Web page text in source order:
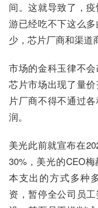
间。这就导致了，
游已经吃不下这么
少，芯片厂商和渠道
市场的金科玉律不
芯片市场出现了量
片厂商不得不通过
润。
美光此前就宣布在
30%，美光的CEO
本支出的方式多种
资，暂停全公司员